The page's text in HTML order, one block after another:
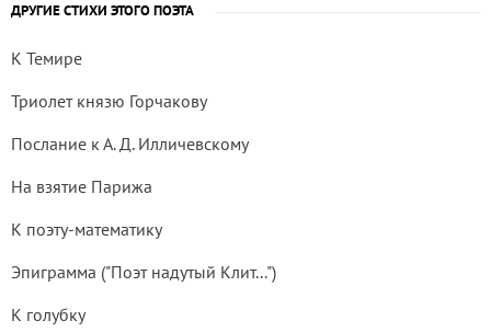
ДРУГИЕ СТИХИ ЭТОГО ПОЭТА
К Темире
Триолет князю Горчакову
Послание к А. Д. Илличевскому
На взятие Парижа
К поэту-математику
Эпиграмма ("Поэт надутый Клит...")
К голубку